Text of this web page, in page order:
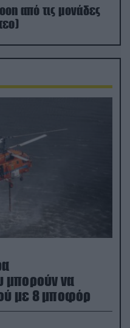
από τις μονάδες
μπορούν να
με 8 μποφόρ